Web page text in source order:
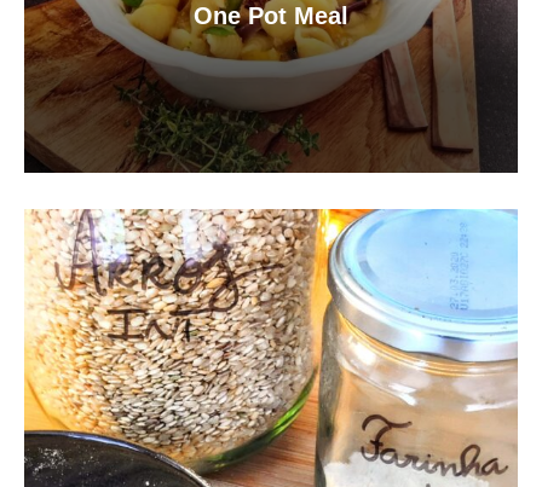
One Pot Meal